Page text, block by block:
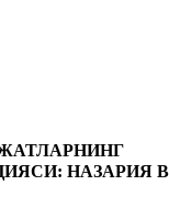
НАЗАРИЯ